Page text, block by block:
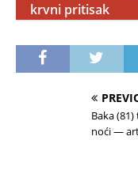
krvni pritisak
Baka
noći —